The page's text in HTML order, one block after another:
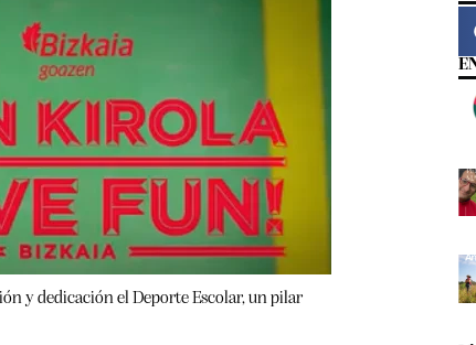
y dedicación el Deporte Escolar, un pilar